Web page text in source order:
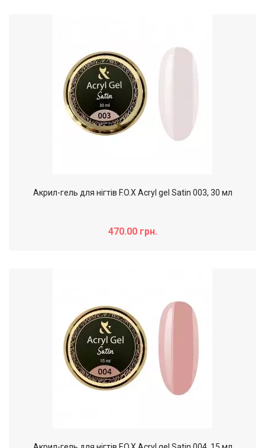
Акрил-гель для нігтів F.O.X Acryl gel Satin 003, 30 мл
470.00 грн.